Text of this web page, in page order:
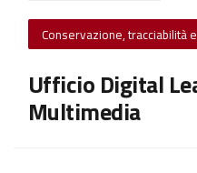
Conservazione, tracciabilità
Ufficio Digital
Multimedia